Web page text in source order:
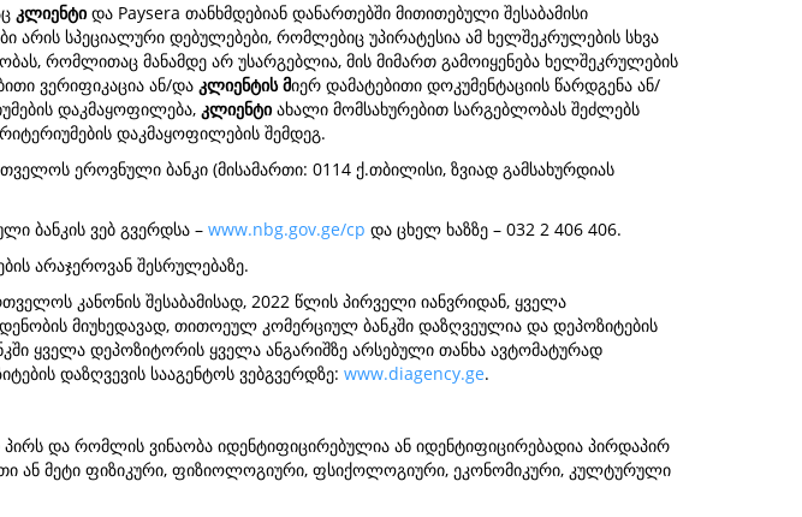
კლიენტი და Paysera თანხმდებიან დანართებში მითითებული შესაბამისი
სპეციალური დებულებები, რომლებიც უპირატესია ამ ხელშეკრულების სხვა
რომლითაც მანამდე არ უსარგებლია, მის მიმართ გამოიყენება ხელშეკრულების
ვერიფიკაცია ან/და კლიენტის მიერ დამატებითი დოკუმენტაციის წარდგენა ან/
დაკმაყოფილება, კლიენტი ახალი მომსახურებით სარგებლობას შეძლებს
დაკმაყოფილების შემდეგ.
ეროვნული ბანკი (მისამართი: 0114 ქ.თბილისი, ზვიად გამსახურდიას
ბანკის ვებ გვერდსა – www.nbg.gov.ge/cp და ცხელ ხაზზე – 032 2 406 406.
არაჯეროვან შესრულებაზე.
კანონის შესაბამისად, 2022 წლის პირველი იანვრიდან, ყველა
მიუხედავად, თითოეულ კომერციულ ბანკში დაზღვეულია და დეპოზიტების
ყველა დეპოზიტორის ყველა ანგარიშზე არსებული თანხა ავტომატურად
დაზღვევის სააგენტოს ვებგვერდზე: www.diagency.ge.
და რომლის ვინაობა იდენტიფიცირებულია ან იდენტიფიცირებადია პირდაპირ
ან მეტი ფიზიკური, ფიზიოლოგიური, ფსიქოლოგიური, ეკონომიკური, კულტურული